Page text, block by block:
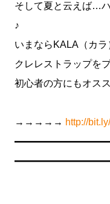
そして夏と云えば…
♪
いまならKALA（カ
クレレストラップを
初心者の方にもオス
→→→→→ http://